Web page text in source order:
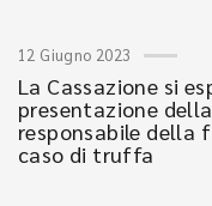
12 Giugno 2023
La Cassazione si
presentazione
responsabile della
caso di truffa